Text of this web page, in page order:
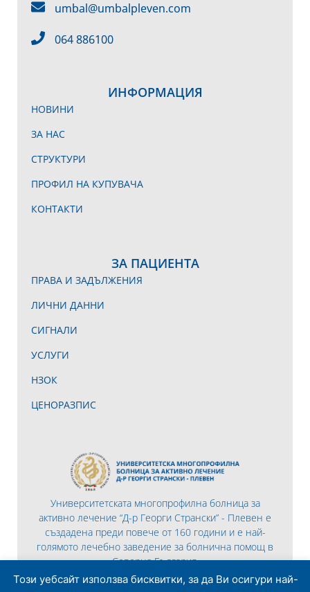
Този уебсайт използва бисквитки, за да Ви осигури най-
Университетската многопрофилна болница за
активно лечение “Д-р Георги Странски” - Плевен е
създадена преди повече от 160 години и е най-
голямото лечебно заведение за болнична помощ в
Северна България.
ИНФОРМАЦИЯ
НОВИНИ
ЗА НАС
СТРУКТУРИ
ПРОФИЛ НА КУПУВАЧА
КОНТАКТИ
ЗА ПАЦИЕНТА
ПРАВА И ЗАДЪЛЖЕНИЯ
ЛИЧНИ ДАННИ
СИГНАЛИ
УСЛУГИ
НЗОК
ЦЕНОРАЗПИС
umbal@umbalpleven.com
064 886100